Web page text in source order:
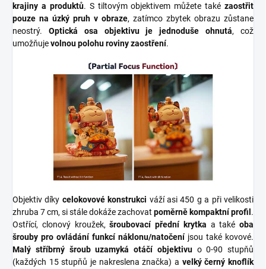
krajiny a produktů. S tiltovým objektivem můžete také zaostřit
pouze na úzký pruh v obraze, zatímco zbytek obrazu zůstane
neostrý. Optická osa objektivu je jednoduše ohnutá, což
umožňujevolnou polohu roviny zaostření.
Objektiv díky celokovové konstrukci váží asi 450 g a při velikosti
zhruba 7 cm, si stále dokáže zachovat poměrně kompaktní profil .
Ostřící, clonový kroužek,šroubovací přední krytka a také oba
šrouby pro ovládání funkcí náklonu/natočeníjsou také kovové.
Malý stříbrný šroub uzamyká otáčí objektivu o 0-90 stupňů
(každých 15 stupňů je nakreslena značka) a velký černý knoflík